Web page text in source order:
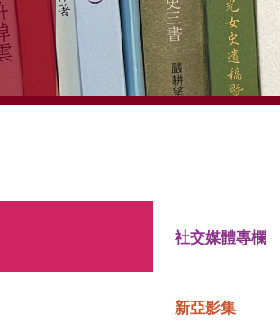
社交媒體專欄
新亞影集